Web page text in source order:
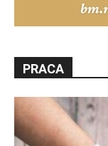
PRACA